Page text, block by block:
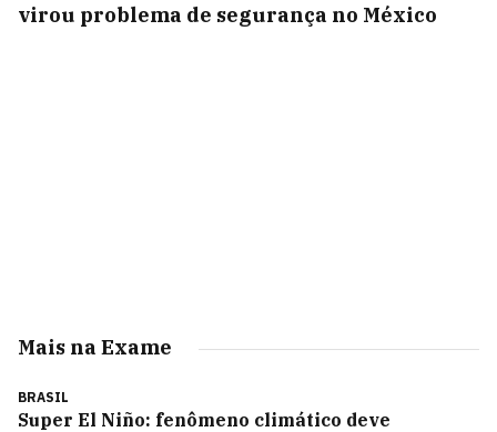
virou problema de segurança no México
Mais na Exame
BRASIL
Super El Niño: fenômeno climático deve